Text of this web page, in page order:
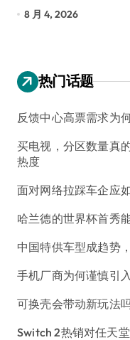
8 月 4, 2026
热门话题
反馈中心高票需求为
买电视，分区数量真
热度
面对网络拉踩车企应
哈兰德的世界杯首秀
中国特供车型成趋势
手机厂商为何谨慎引
可换壳会带动新玩法
Switch 2热销对任天